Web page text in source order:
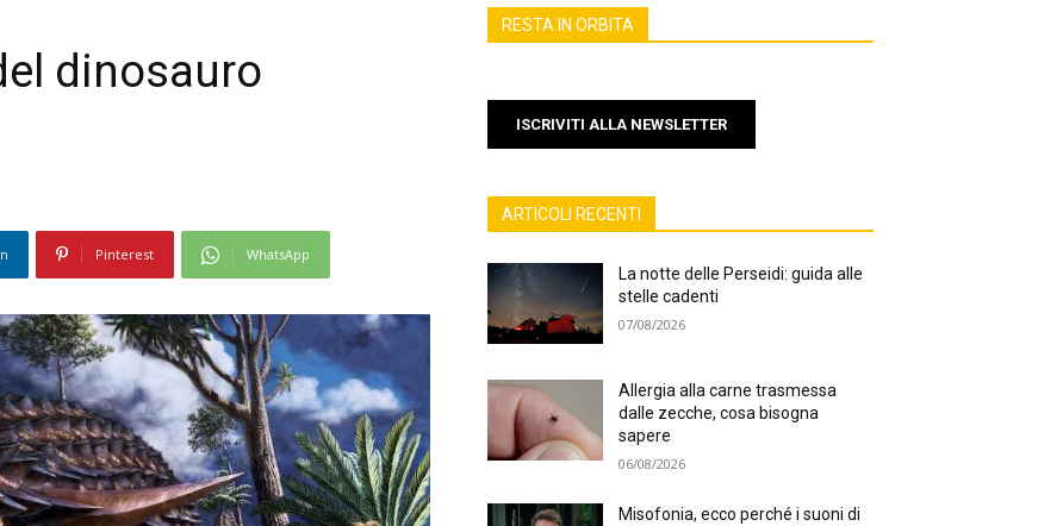
dinosauro
Pinterest WhatsApp
RESTA IN ORBITA
ISCRIVITI ALLA NEWSLETTER
ARTICOLI RECENTI
La notte delle Perseidi: guida alle
stelle cadenti
07/08/2026
Allergia alla carne trasmessa
dalle zecche, cosa bisogna
sapere
06/08/2026
Misofonia, ecco perché i suoni di